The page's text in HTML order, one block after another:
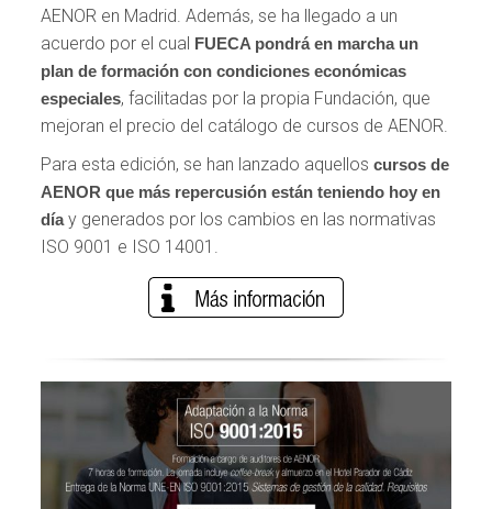
AENOR en Madrid. Además, se ha llegado a un
acuerdo por el cual FUECA pondrá en marcha un
plan de formación con condiciones económicas
especiales, facilitadas por la propia Fundación, que
mejoran el precio del catálogo de cursos de AENOR.
Para esta edición, se han lanzado aquelloscursos de
AENOR que más repercusión están teniendo hoy en
díay generados por los cambios en las normativas
ISO 9001 e ISO 14001.